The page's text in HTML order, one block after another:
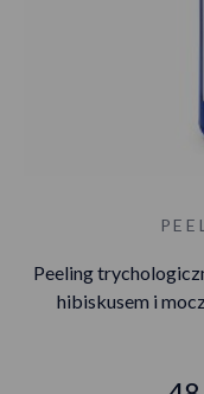
Peeling
hibiskusem i